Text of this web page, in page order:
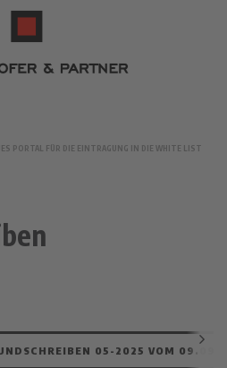
PORTAL FÜR DIE EINTRAGUNG IN DIE WHITE LIST
05-2025 VOM